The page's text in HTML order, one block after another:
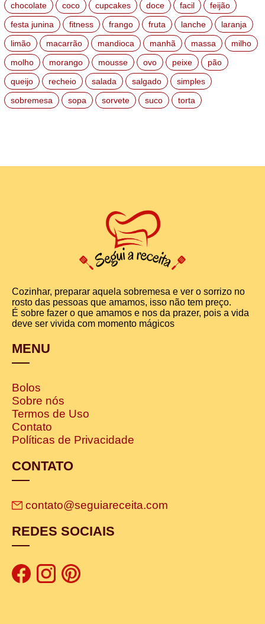
chocolate
coco cupcakes doce facil
feijão
festa junina
fitness frango fruta lanche
laranja
limão
macarrão mandioca manhã massa
milho
molho
morango mousse ovo peixe
pão
queijo
recheio salada salgado
simples
sobremesa
sopa sorvete suco torta
Cozinhar, preparar aquela sobremesa e ver o sorrizo no
rosto das pessoas que amamos, isso não tem preço.
É sobre fazer o que amamos e nos da prazer, pois a vida
deve ser vivida com momento mágicos
MENU
Bolos
Sobre nós
Termos de Uso
Contato
Políticas de Privacidade
CONTATO
contato@seguiareceita.com
REDES SOCIAIS